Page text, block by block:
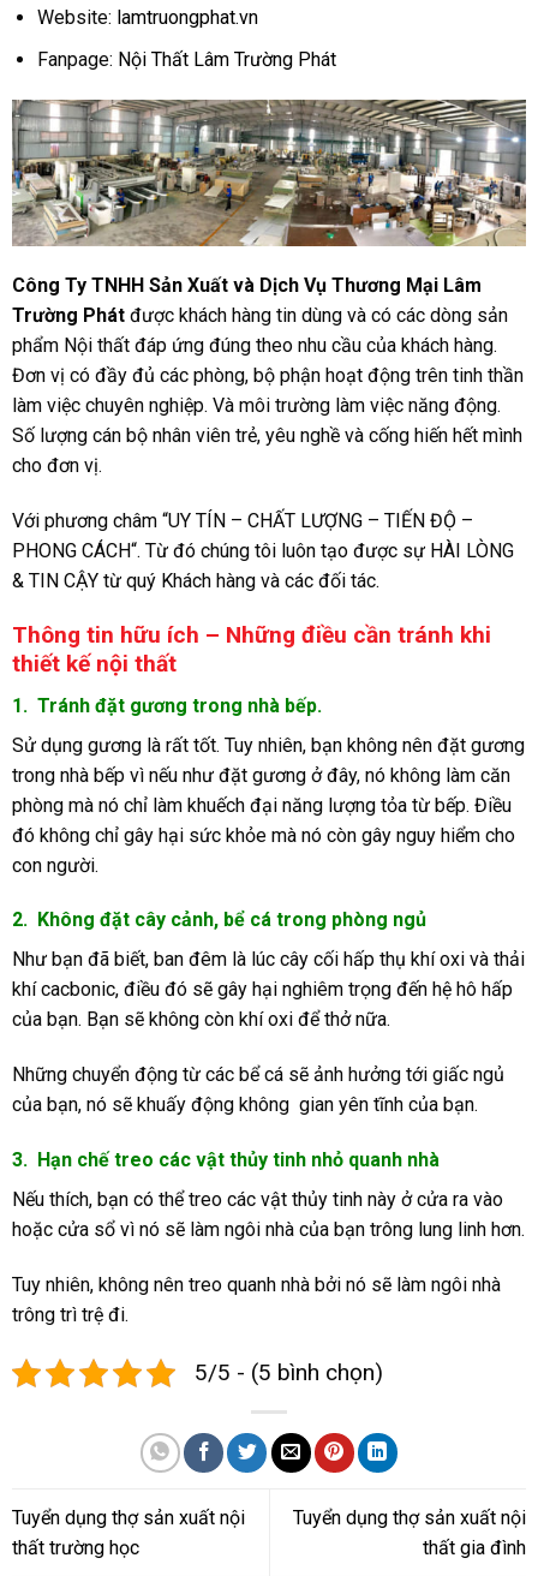
Website: lamtruongphat.vn
Fanpage: Nội Thất Lâm Trường Phát
Công Ty TNHH Sản Xuất và Dịch Vụ Thương Mại Lâm
Trường Phátđược khách hàng tin dùng và có các dòng sản
phẩm Nội thất đáp ứng đúng theo nhu cầu của khách hàng.
Đơn vị có đầy đủ các phòng, bộ phận hoạt động trên tinh thần
làm việc chuyên nghiệp. Và môi trường làm việc năng động.
Số lượng cán bộ nhân viên trẻ, yêu nghề và cống hiến hết mình
cho đơn vị.
Với phương châm “UY TÍN – CHẤT LƯỢNG – TIẾN ĐỘ –
PHONG CÁCH“. Từ đó chúng tôi luôn tạo được sự HÀI LÒNG
& TIN CẬY từ quý Khách hàng và các đối tác.
Thông tin hữu ích – Những điều cần tránh khi
thiết kế nội thất
1. Tránh đặt gương trong nhà bếp.
Sử dụng gương là rất tốt. Tuy nhiên, bạn không nên đặt gương
trong nhà bếp vì nếu như đặt gương ở đây, nó không làm căn
phòng mà nó chỉ làm khuếch đại năng lượng tỏa từ bếp. Điều
đó không chỉ gây hại sức khỏe mà nó còn gây nguy hiểm cho
con người.
2. Không đặt cây cảnh, bể cá trong phòng ngủ
Như bạn đã biết, ban đêm là lúc cây cối hấp thụ khí oxi và thải
khí cacbonic, điều đó sẽ gây hại nghiêm trọng đến hệ hô hấp
của bạn. Bạn sẽ không còn khí oxi để thở nữa.
Những chuyển động từ các bể cá sẽ ảnh hưởng tới giấc ngủ
của bạn, nó sẽ khuấy động không gian yên tĩnh của bạn.
3. Hạn chế treo các vật thủy tinh nhỏ quanh nhà
Nếu thích, bạn có thể treo các vật thủy tinh này ở cửa ra vào
hoặc cửa sổ vì nó sẽ làm ngôi nhà của bạn trông lung linh hơn.
Tuy nhiên, không nên treo quanh nhà bởi nó sẽ làm ngôi nhà
trông trì trệ đi.
5/5 - (5 bình chọn)
Tuyển dụng thợ sản xuất nội
thất trường học
Tuyển dụng thợ sản xuất nội
thất gia đình